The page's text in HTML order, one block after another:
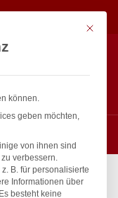
Mit
können.
geben möchten,
von ihnen sind
verbessern.
B. für personalisierte
Informationen über
Es besteht keine